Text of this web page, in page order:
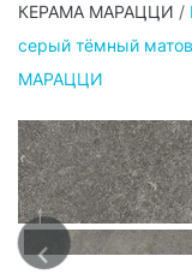
КЕРАМА МАРАЦЦИ /
серый тёмный
МАРАЦЦИ